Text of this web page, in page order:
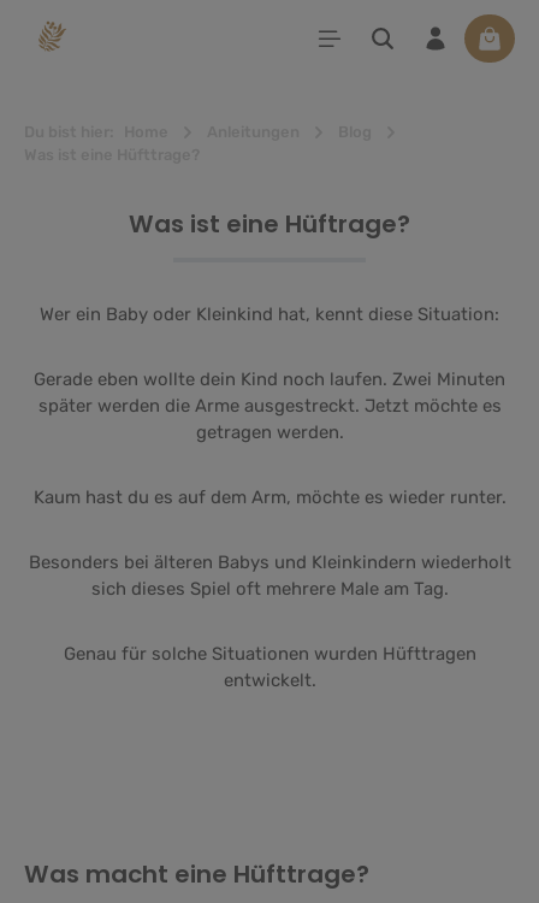
springen
Was ist eine Hüftrage?
Wer ein Baby oder Kleinkind hat, kennt diese Situation:
Gerade eben wollte dein Kind noch laufen. Zwei Minuten
später werden die Arme ausgestreckt. Jetzt möchte es
getragen werden.
Kaum hast du es auf dem Arm, möchte es wieder runter.
Besonders bei älteren Babys und Kleinkindern wiederholt
sich dieses Spiel oft mehrere Male am Tag.
Genau für solche Situationen wurden Hüfttragen
entwickelt.
Was macht eine Hüfttrage?